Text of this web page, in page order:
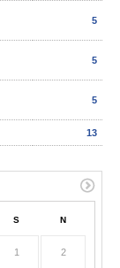
5
5
5
13
S N
1 2